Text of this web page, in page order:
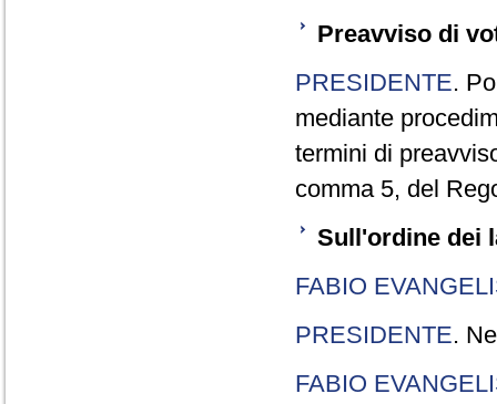
Preavviso di
PRESIDENTE.
mediante
termini di
comma 5, del
Sull'ordine dei
FABIO
PRESIDENTE.
FABIO